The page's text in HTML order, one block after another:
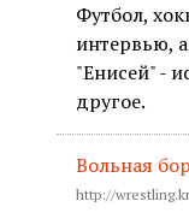
Футбол,
интервью,
"Енисей" -
другое.
Вольная
http://